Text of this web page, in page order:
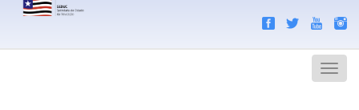
Menu